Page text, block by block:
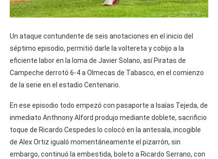
Un ataque contundente de seis anotaciones en el inicio del
séptimo episodio, permitió darle la voltereta y cobijo a la
eficiente labor en la loma de Javier Solano, así Piratas de
Campeche derrotó 6-4 a Olmecas de Tabasco, en el comienzo
de la serie en el estadio Centenario.
En ese episodio todo empezó con pasaporte a Isaías Tejeda, de
inmediato Anthnony Alford produjo mediante doblete, sacrificio
toque de Ricardo Cespedes lo colocó en la antesala, incogible
de Alex Ortiz igualó momentáneamente el pizarrón, sin
embargo, continuó la embestida, boleto a Ricardo Serrano, con